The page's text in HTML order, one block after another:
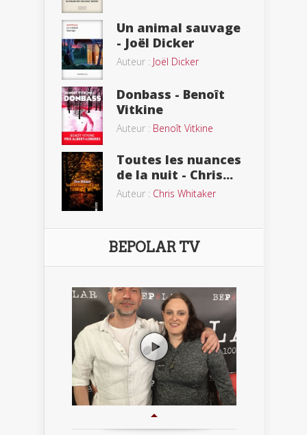
Un animal sauvage
- Joël Dicker
Auteur : Joël Dicker
Donbass - Benoît
Vitkine
Auteur : Benoît Vitkine
Toutes les nuances
de la nuit - Chris...
Auteur : Chris Whitaker
BEPOLAR TV